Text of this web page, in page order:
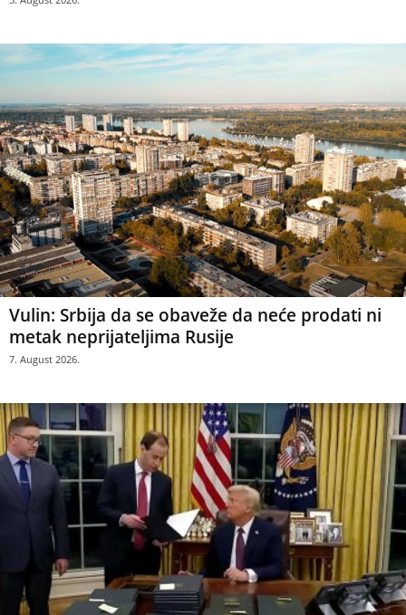
Vulin: Srbija da se obaveže da neće prodati ni
metak neprijateljima Rusije
7. August 2026.